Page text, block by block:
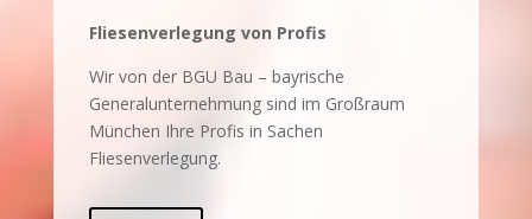
Fliesenverlegung von Profis
Wir von der BGU Bau – bayrische
Generalunternehmung sind im Großraum
München Ihre Profis in Sachen
Fliesenverlegung.